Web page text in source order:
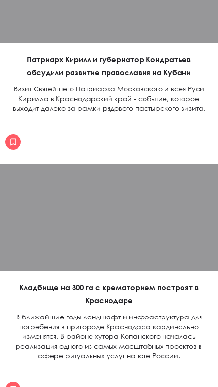
Патриарх Кирилл и губернатор Кондратьев
обсудили развитие православия на Кубани
Визит Святейшего Патриарха Московского и всея Руси
Кирилла в Краснодарский край - событие, которое
выходит далеко за рамки рядового пастырского визита.
Кладбище на 300 га с крематорием построят в
Краснодаре
В ближайшие годы ландшафт и инфраструктура для
погребения в пригороде Краснодара кардинально
изменятся. В районе хутора Копанского началась
реализация одного из самых масштабных проектов в
сфере ритуальных услуг на юге России.